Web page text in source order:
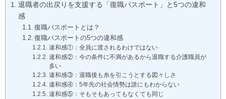
退職者の出戻りを支援する「復職パスポート」と5つの違和
感
復職パスポートとは？
復職パスポートの5つの違和感
違和感①：全員に渡されるわけではない
違和感②：今の条件に不満があるから退職する介護職員が
多い
違和感③：退職後も糸を引こうとする図々しさ
違和感④：5年先の社会情勢は誰にもわからない
違和感⑤：そもそもあってもなくても同じ